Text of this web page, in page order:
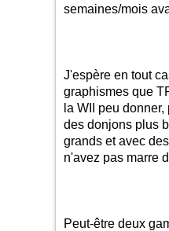
semaines/mois
J'espère en tout
graphismes que
la WII peu
des donjons plus
grands et avec
n'avez pas marre
Peut-être deux